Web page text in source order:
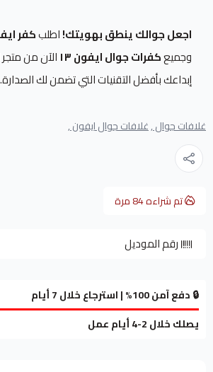
اجعل جوالك ينطق بهويتك!اطلبكفر ايفون 13
وجميعكفرات جوال ايفون ١٣
الآن من متجر
إبداعك بأفضل التقنيات التي تضمن لك الصدارة.
غلافات جوال ,غلافات جوال ايفون ,
تم شراءه84مرة
رقم الموديل
🔒 دفع آمن 100% | استرجاع خلال 7 أيام
يصلك خلال 2-4 أيام عمل